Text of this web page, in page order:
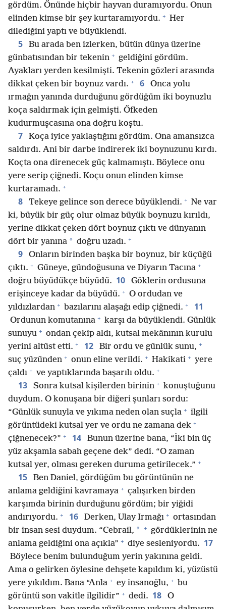
gördüm. Önünde hiçbir hayvan duramıyordu. Onun
elinden kimse bir şey kurtaramıyordu. + Her
dilediğini yaptı ve büyüklendi.
5
Bu arada ben izlerken, bütün dünya üzerine
günbatısından bir tekenin + geldiğini gördüm.
Ayakları yerden kesilmişti. Tekenin gözleri arasında
dikkat çeken bir boynuz vardı. + 6
Onca yolu
ırmağın yanında durduğunu gördüğüm iki boynuzlu
koça saldırmak için gelmişti. Öfkeden
kudurmuşcasına ona doğru koştu.
7
Koça iyice yaklaştığını gördüm. Ona amansızca
saldırdı. Ani bir darbe indirerek iki boynuzunu kırdı.
Koçta ona direnecek güç kalmamıştı. Böylece onu
yere serip çiğnedi. Koçu onun elinden kimse
kurtaramadı. +
8 Tekeye gelince son derece büyüklendi. + Ne var
ki, büyük bir güç olur olmaz büyük boynuzu kırıldı,
yerine dikkat çeken dört boynuz çıktı ve dünyanın
dört bir yanına * doğru uzadı. +
9
Onların birinden başka bir boynuz, bir küçüğü
çıktı. + Güneye, gündoğusuna ve Diyarın Tacına +
doğru büyüdükçe büyüdü. 10
Göklerin ordusuna
erişinceye kadar da büyüdü. + O ordudan ve
yıldızlardan + bazılarını alaşağı edip çiğnedi. + 11
Ordunun komutanına + karşı da büyüklendi. Günlük
sunuyu + ondan çekip aldı, kutsal mekânının kurulu
yerini altüst etti. + 12 Bir ordu ve günlük sunu, +
suç yüzünden + onun eline verildi. + Hakikati + yere
çaldı + ve yaptıklarında başarılı oldu. +
13 Sonra kutsal kişilerden birinin + konuştuğunu
duydum. O konuşana bir diğeri şunları sordu:
“Günlük sunuyla ve yıkıma neden olan suçla + ilgili
görüntüdeki kutsal yer ve ordu ne zamana dek +
çiğnenecek?” + 14
Bunun üzerine bana, “İki bin üç
yüz akşamla sabah geçene dek” dedi. “O zaman
kutsal yer, olması gereken duruma getirilecek.” +
15
Ben Daniel, gördüğüm bu görüntünün ne
anlama geldiğini kavramaya + çalışırken birden
karşımda birinin durduğunu gördüm; bir yiğidi
andırıyordu. + 16 Derken, Ulay Irmağı + ortasından
bir insan sesi duydum. “Cebrail, * + gördüklerinin ne
anlama geldiğini ona açıkla” + diye sesleniyordu. 17
Böylece benim bulunduğum yerin yakınına geldi.
Ama o gelirken öylesine dehşete kapıldım ki, yüzüstü
yere yıkıldım. Bana “Anla + ey insanoğlu, + bu
görüntü son vakitle ilgilidir” + dedi. 18
O